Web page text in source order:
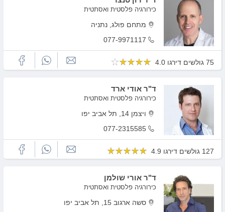
כירורגיה פלסטית ואסתטית
מתחם פולג, נתניה
077-9971117
75 גולשים דירגו 4.0
ד"ר אודי ארד
כירורגיה פלסטית ואסתטית
ויצמן 14, תל אביב יפו
077-2315585
127 גולשים דירגו 4.9
ד"ר אורי שולמן
כירורגיה פלסטית ואסתטית
סשה ארגוב 15, תל אביב יפו